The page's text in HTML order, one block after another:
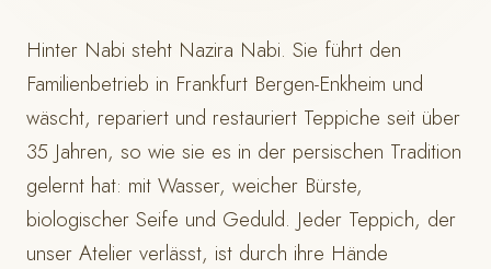
Hinter Nabi steht Nazira Nabi. Sie führt den
Familienbetrieb in Frankfurt Bergen-Enkheim und
wäscht, repariert und restauriert Teppiche seit über
35 Jahren, so wie sie es in der persischen Tradition
gelernt hat: mit Wasser, weicher Bürste,
biologischer Seife und Geduld. Jeder Teppich, der
unser Atelier verlässt, ist durch ihre Hände